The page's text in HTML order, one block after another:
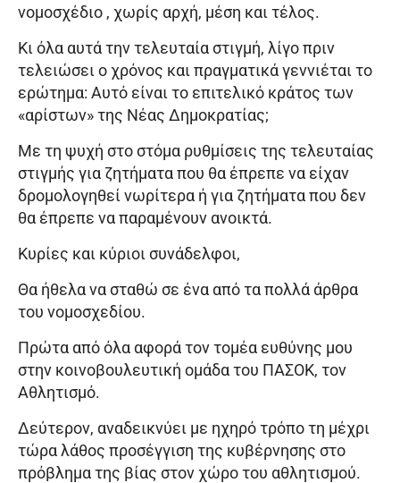
νομοσχέδιο , χωρίς αρχή, μέση και τέλος.
Κι όλα αυτά την τελευταία στιγμή, λίγο πριν
τελειώσει ο χρόνος και πραγματικά γεννιέται το
ερώτημα: Αυτό είναι το επιτελικό κράτος των
«αρίστων» της Νέας Δημοκρατίας;
Με τη ψυχή στο στόμα ρυθμίσεις της τελευταίας
στιγμής για ζητήματα που θα έπρεπε να είχαν
δρομολογηθεί νωρίτερα ή για ζητήματα που δεν
θα έπρεπε να παραμένουν ανοικτά.
Κυρίες και κύριοι συνάδελφοι,
Θα ήθελα να σταθώ σε ένα από τα πολλά άρθρα
του νομοσχεδίου.
Πρώτα από όλα αφορά τον τομέα ευθύνης μου
στην κοινοβουλευτική ομάδα του ΠΑΣΟΚ, τον
Αθλητισμό.
Δεύτερον, αναδεικνύει με ηχηρό τρόπο τη μέχρι
τώρα λάθος προσέγγιση της κυβέρνησης στο
πρόβλημα της βίας στον χώρο του αθλητισμού.